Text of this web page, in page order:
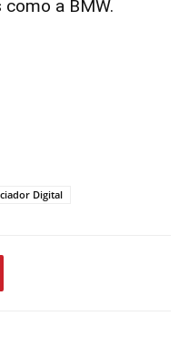
como a BMW.
Digital